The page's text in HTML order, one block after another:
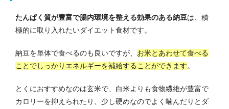
たんぱく質が豊富で腸内環境を整える効果のある納豆は、積
極的に取り入れたいダイエット食材です。
納豆を単体で食べるのも良いですが、 お米とあわせて食べる
ことでしっかりエネルギーを補給することができます。
とくにおすすめなのは玄米で、白米よりも食物繊維が豊富で
カロリーを抑えられたり、少し硬めなのでよく噛んだりとダ